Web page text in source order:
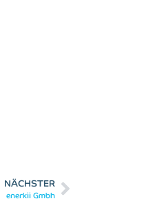
NÄCHSTER
enerkii Gmbh